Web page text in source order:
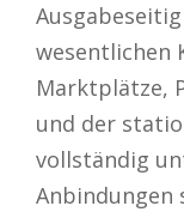
wesentlichen
Marktplätze,
und der
vollständig
Anbindungen